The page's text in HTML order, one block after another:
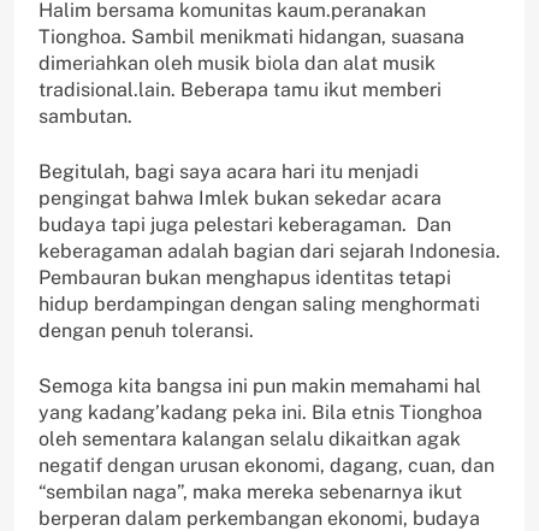
Halim bersama komunitas kaum.peranakan
Tionghoa. Sambil menikmati hidangan, suasana
dimeriahkan oleh musik biola dan alat musik
tradisional.lain. Beberapa tamu ikut memberi
sambutan.
Begitulah, bagi saya acara hari itu menjadi
pengingat bahwa Imlek bukan sekedar acara
budaya tapi juga pelestari keberagaman. Dan
keberagaman adalah bagian dari sejarah Indonesia.
Pembauran bukan menghapus identitas tetapi
hidup berdampingan dengan saling menghormati
dengan penuh toleransi.
Semoga kita bangsa ini pun makin memahami hal
yang kadang’kadang peka ini. Bila etnis Tionghoa
oleh sementara kalangan selalu dikaitkan agak
negatif dengan urusan ekonomi, dagang, cuan, dan
“sembilan naga”, maka mereka sebenarnya ikut
berperan dalam perkembangan ekonomi, budaya